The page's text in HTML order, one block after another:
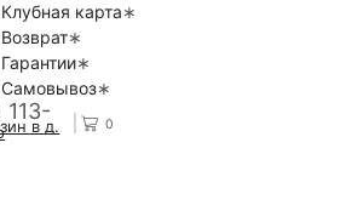
Клубная карта
Возврат
Гарантии
Самовывоз
в д. 0